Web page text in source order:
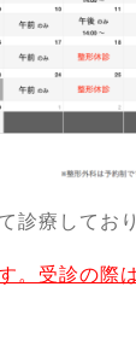
診療してお
。受診の際